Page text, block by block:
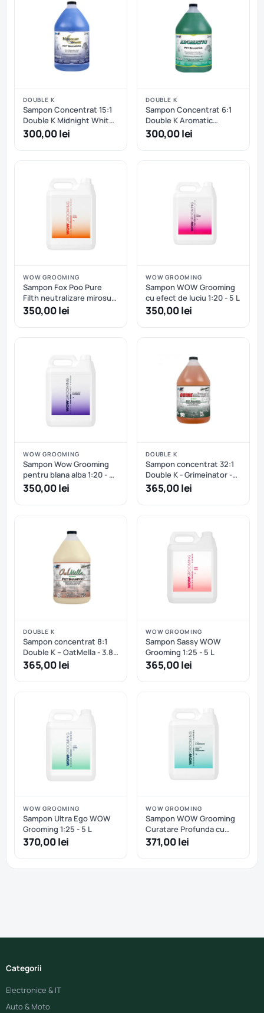
DOUBLE K
Sampon Concentrat 15:1
Double K Midnight White
Bright Whitening - 3.8 L
300,00 lei
DOUBLE K
Sampon Concentrat 6:1
Double K Aromatic
Deodorizing - 3.8 L
300,00 lei
WOW GROOMING
Sampon Fox Poo Pure
Filth neutralizare mirosuri
WOW Grooming 1:20 - 5 L
350,00 lei
WOW GROOMING
Sampon WOW Grooming
cu efect de luciu 1:20 - 5 L
350,00 lei
WOW GROOMING
Sampon Wow Grooming
pentru blana alba 1:20 - 5
L
350,00 lei
DOUBLE K
Sampon concentrat 32:1
Double K - Grimeinator -
3.8 L
365,00 lei
DOUBLE K
Sampon concentrat 8:1
Double K – OatMella - 3.8
L
365,00 lei
WOW GROOMING
Sampon Sassy WOW
Grooming 1:25 - 5 L
365,00 lei
WOW GROOMING
Sampon Ultra Ego WOW
Grooming 1:25 - 5 L
370,00 lei
WOW GROOMING
Sampon WOW Grooming
Curatare Profunda cu
aloe si avocado 1:32 - 5 L
371,00 lei
Categorii
Electronice & IT
Auto & Moto